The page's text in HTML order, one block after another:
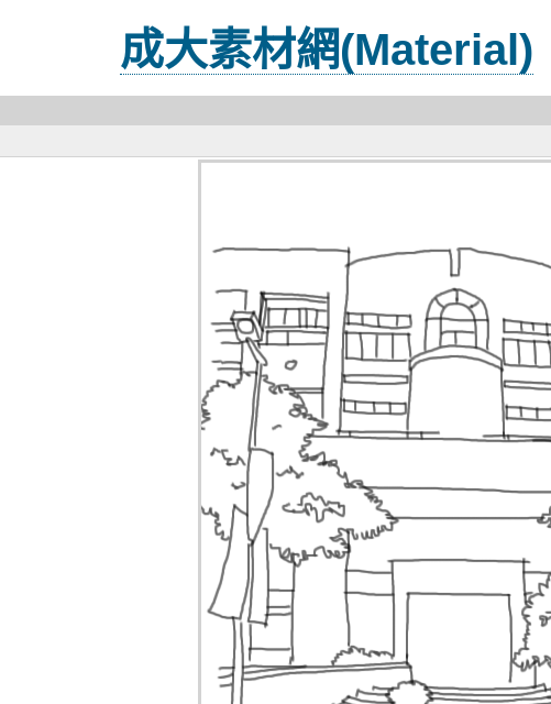
成大素材網(Material)